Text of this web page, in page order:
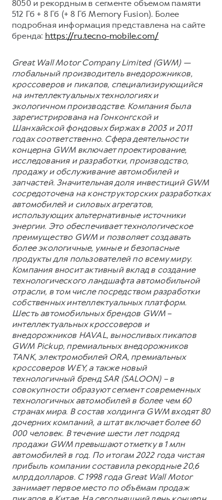
8050 и рекордным в сегменте объемом памяти
512 Гб + 8 Гб (+ 8 Гб Memory Fusion). Более
подробная информация представлена на сайте
бренда: https://ru.tecno-mobile.com/
Great Wall Motor Company Limited (GWM) —
глобальный производитель внедорожников,
кроссоверов и пикапов, специализирующийся
на интеллектуальных технологиях и
экологичном производстве. Компания была
зарегистрирована на Гонконгской и
Шанхайской фондовых биржах в 2003 и 2011
годах соответственно. Сфера деятельности
концерна GWM включает проектирование,
исследования и разработки, производство,
продажу и обслуживание автомобилей и
запчастей. Значительная доля инвестиций GWM
сосредоточена на конструкторских разработках
автомобилей и силовых агрегатов,
использующих альтернативные источники
энергии. Это обеспечивает технологическое
преимущество GWM и позволяет создавать
более экологичные, умные и безопасные
продукты для пользователей по всему миру.
Компания вносит активный вклад в создание
технологического ландшафта автомобильной
отрасли, в том числе посредством разработки
собственных интеллектуальных платформ.
Шесть автомобильных брендов GWM –
интеллектуальных кроссоверов и
внедорожников HAVAL, выносливых пикапов
GWM Pickup, премиальных внедорожников
TANK, электромобилей ORA, премиальных
кроссоверов WEY, а также новый
технологичный бренд SAR (SALOON) – в
совокупности образуют сегмент современных
технологичных автомобилей в более чем 60
странах мира. В состав холдинга GWM входят 80
дочерних компаний, а штат включает более 60
000 человек. В течение шести лет подряд
продажи GWM превышают отметку в 1 млн
автомобилей в год. По итогам 2022 года чистая
прибыль компании составила рекордные 20,6
млрд долларов. С 1998 года Great Wall Motor
занимает первое место по объёмам продаж